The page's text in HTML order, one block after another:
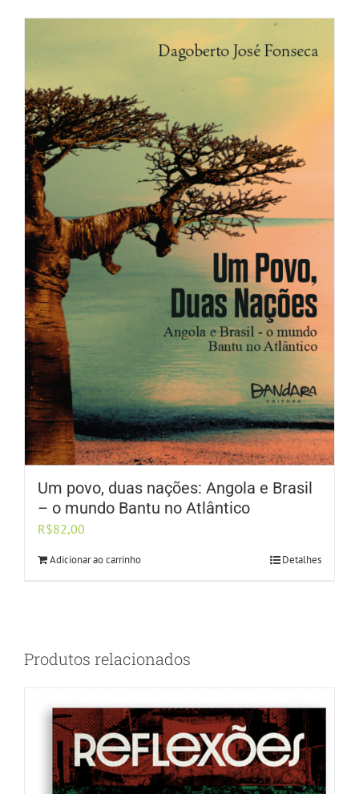
Um povo, duas nações: Angola e Brasil
– o mundo Bantu no Atlântico
R$82,00
Adicionar ao carrinho Detalhes
Produtos relacionados